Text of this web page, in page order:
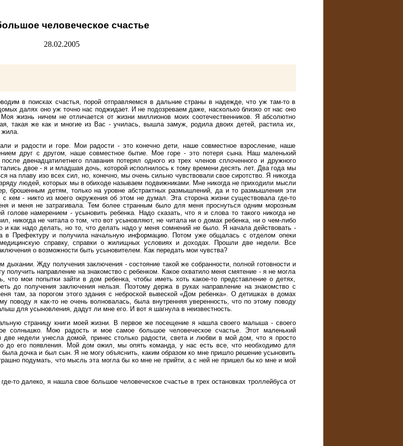
человеческое счастье
28.02.2005
в поисках счастья, порой отправляемся в дальние страны в надежде, что уж там-то в
далях оно уж точно нас поджидает. И не подозреваем даже, насколько близко от нас оно
Моя жизнь ничем не отличается от жизни миллионов моих соотечественников. Я абсолютно
такая же как и многие из Вас - училась, вышла замуж, родила двоих детей, растила их,
жила.
и радости и горе. Мои радости - это конечно дети, наше совместное взросление, наше
друг с другом, наше совместное бытие. Мое горе - это потеря сына. Наш маленький
двенадцатилетнего плавания потерял одного из трех членов сплоченного и дружного
двое - я и младшая дочь, которой исполнилось к тому времени десять лет. Два года мы
на плаву изо всех сил, но, конечно, мы очень сильно чувствовали свое сиротство. Я никогда
людей, которых мы в обиходе называем подвижниками. Мне никогда не приходили мысли
брошенным детям, только на уровне абстрактных размышлений, да и то размышления эти
кем - никто из моего окружения об этом не думал. Эта сторона жизни существовала где-то
и меня не затрагивала. Тем более странным было для меня проснуться одним морозным
намерением - усыновить ребенка. Надо сказать, что я и слова то такого никогда не
никогда не читала о том, что вот усыновляют, не читала ни о домах ребенка, ни о чем-либо
и как надо делать, но то, что делать надо у меня сомнений не было. Я начала действовать -
Префектуру и получила начальную информацию. Потом уже общалась с отделом опеки
справку, справки о жилищных условиях и доходах. Прошли две недели. Все
о возможности быть усыновителем. Как передать мои чувства?
дыхании. Жду получения заключения - состояние такой же собранности, полной готовности и
направление на знакомство с ребенком. Какое охватило меня смятение - я не могла
что мои попытки зайти в дом ребенка, чтобы иметь хоть какое-то представление о детях,
до получения заключения нельзя. Поэтому держа в руках направление на знакомство с
там, за порогом этого здания с неброской вывеской «Дом ребенка». О детишках в домах
поводу я как-то не очень волновалась, была внутренняя уверенность, что по этому поводу
для усыновления, дадут ли мне его. И вот я шагнула в неизвестность.
страницу книги моей жизни. В первое же посещение я нашла своего малыша - своего
солнышко. Мою радость и мое самое большое человеческое счастье. Этот маленький
две недели унесла домой, принес столько радости, света и любви в мой дом, что я просто
до его появления. Мой дом ожил, мы опять команда, у нас есть все, что необходимо для
дочка и был сын. Я не могу объяснить, каким образом ко мне пришло решение усыновить
подумать, что мысль эта могла бы ко мне не прийти, а с ней не пришел бы ко мне и мой
то далеко, я нашла свое большое человеческое счастье в трех остановках троллейбуса от